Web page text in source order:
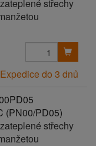
střechy
Expedice do 3 dnů
(PN00/PD05)
střechy